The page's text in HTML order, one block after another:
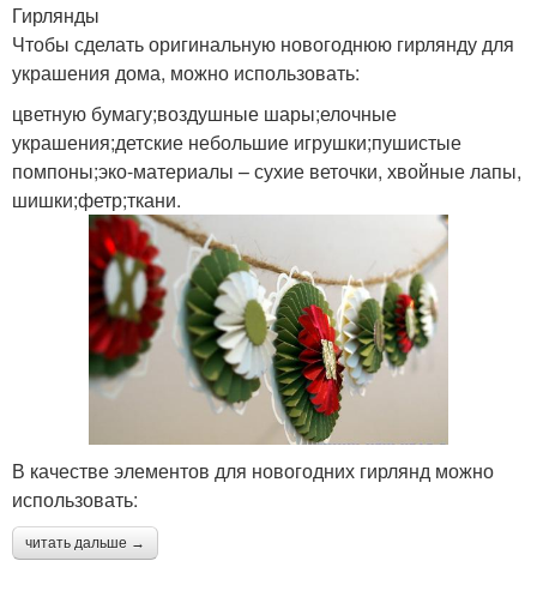
Гирлянды
Чтобы сделать оригинальную новогоднюю гирлянду для
украшения дома, можно использовать:
цветную бумагу;воздушные шары;елочные
украшения;детские небольшие игрушки;пушистые
помпоны;эко-материалы – сухие веточки, хвойные лапы,
шишки;фетр;ткани.
В качестве элементов для новогодних гирлянд можно
использовать:
читать дальше →